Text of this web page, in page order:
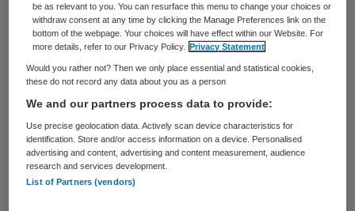
slechthorend of autistisch zijn of die een
taalontwikkelstoornis hebben. Het is voor
het eerst dat voor deze doelgroep een boot
meevaart in de botenparade. Voor op het
dek staan dragqueens die bekende liedjes
in gebarentaal omzetten. Daarnaast is er
onder meer voelbare muziek. De organisatie
werkt samen met Het Roze Gebaar, een
be as relevant to you. You can resurface this menu to change your choices or
withdraw consent at any time by clicking the Manage Preferences link on the
bottom of the webpage. Your choices will have effect within our Website. For
more details, refer to our Privacy Policy.
Privacy Statement
Would you rather not? Then we only place essential and statistical cookies,
these do not record any data about you as a person
We and our partners process data to provide:
Use precise geolocation data. Actively scan device characteristics for
identification. Store and/or access information on a device. Personalised
advertising and content, advertising and content measurement, audience
research and services development.
List of Partners (vendors)